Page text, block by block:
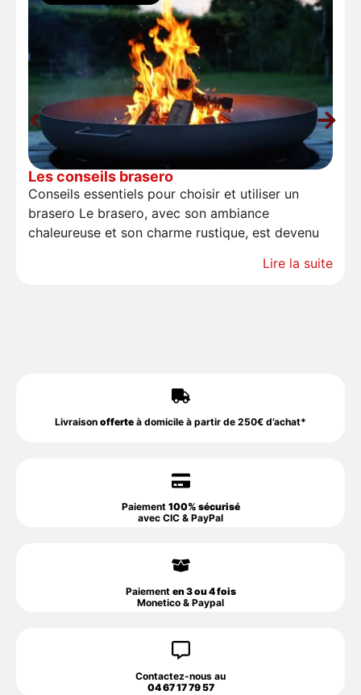
Les conseils brasero
Conseils essentiels pour choisir et utiliser un
brasero Le brasero, avec son ambiance
chaleureuse et son charme rustique, est devenu
Lire la suite
Livraison offerte à domicile à partir de 250€ d’achat*
Paiement 100% sécurisé
avec CIC & PayPal
Paiement en 3 ou 4 fois
Monetico & Paypal
Contactez-nous au
04 67 17 79 57